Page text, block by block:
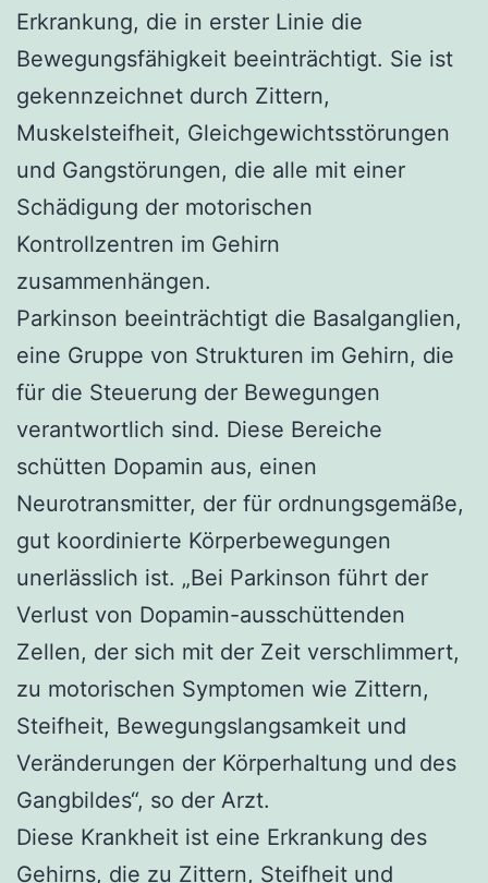
Erkrankung, die in erster Linie die
Bewegungsfähigkeit beeinträchtigt. Sie ist
gekennzeichnet durch Zittern,
Muskelsteifheit, Gleichgewichtsstörungen
und Gangstörungen, die alle mit einer
Schädigung der motorischen
Kontrollzentren im Gehirn
zusammenhängen.
Parkinson beeinträchtigt die Basalganglien,
eine Gruppe von Strukturen im Gehirn, die
für die Steuerung der Bewegungen
verantwortlich sind. Diese Bereiche
schütten Dopamin aus, einen
Neurotransmitter, der für ordnungsgemäße,
gut koordinierte Körperbewegungen
unerlässlich ist. „Bei Parkinson führt der
Verlust von Dopamin-ausschüttenden
Zellen, der sich mit der Zeit verschlimmert,
zu motorischen Symptomen wie Zittern,
Steifheit, Bewegungslangsamkeit und
Veränderungen der Körperhaltung und des
Gangbildes“, so der Arzt.
Diese Krankheit ist eine Erkrankung des
Gehirns, die zu Zittern, Steifheit und